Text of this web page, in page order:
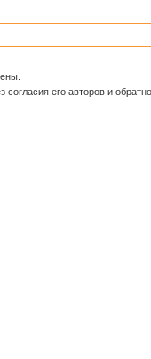
его авторов и